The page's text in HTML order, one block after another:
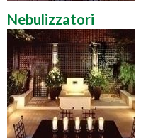
Nebulizzatori